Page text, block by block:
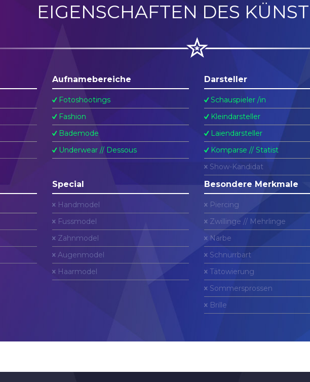
EIGENSCHAFTEN DES
Aufnamebereiche
Fotoshootings
Fashion
Bademode
Underwear // Dessous
Darsteller
Schauspieler /in
Kleindarsteller
Laiendarsteller
Komparse // Statist
Show-Kandidat
Special
Handmodel
Fussmodel
Zahnmodel
Augenmodel
Haarmodel
Besondere Merkmale
Piercing
Zwillinge // Mehrlinge
Narbe
Schnurrbart
Tätowierung
Sommersprossen
Brille